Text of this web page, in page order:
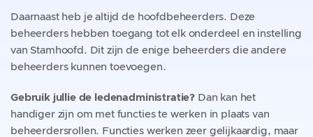
Daarnaast heb je altijd de hoofdbeheerders. Deze
beheerders hebben toegang tot elk onderdeel en instelling
van Stamhoofd. Dit zijn de enige beheerders die andere
beheerders kunnen toevoegen.
Gebruik jullie de ledenadministratie? Dan kan het
handiger zijn om met functies te werken in plaats van
beheerdersrollen. Functies werken zeer gelijkaardig, maar